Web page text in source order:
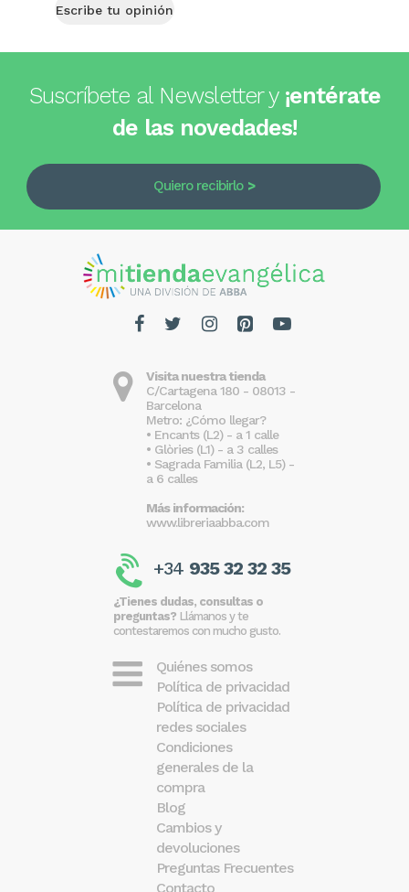
Escribe tu opinión
Suscríbete al Newsletter y ¡entérate
de las novedades!
Quiero recibirlo
Visita nuestra tienda
C/Cartagena 180 - 08013 -
Barcelona
Metro: ¿Cómo llegar?
• Encants (L2) - a 1 calle
• Glòries (L1) - a 3 calles
• Sagrada Familia (L2, L5) -
a 6 calles
Más información:
www.libreriaabba.com
+34 935 32 32 35
¿Tienes dudas, consultas o
preguntas? Llámanos y te
contestaremos con mucho gusto.
Quiénes somos
Política de privacidad
Política de privacidad
redes sociales
Condiciones
generales de la
compra
Blog
Cambios y
devoluciones
Preguntas Frecuentes
Contacto